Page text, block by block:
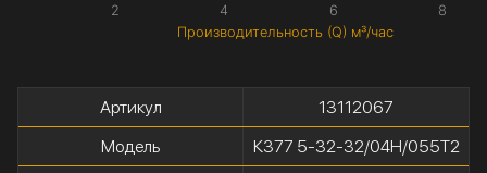
Производительность (Q) м³/час
2 4 6 8
Артикул
13112067
Модель
К377 5-32-32/04Н/055Т2